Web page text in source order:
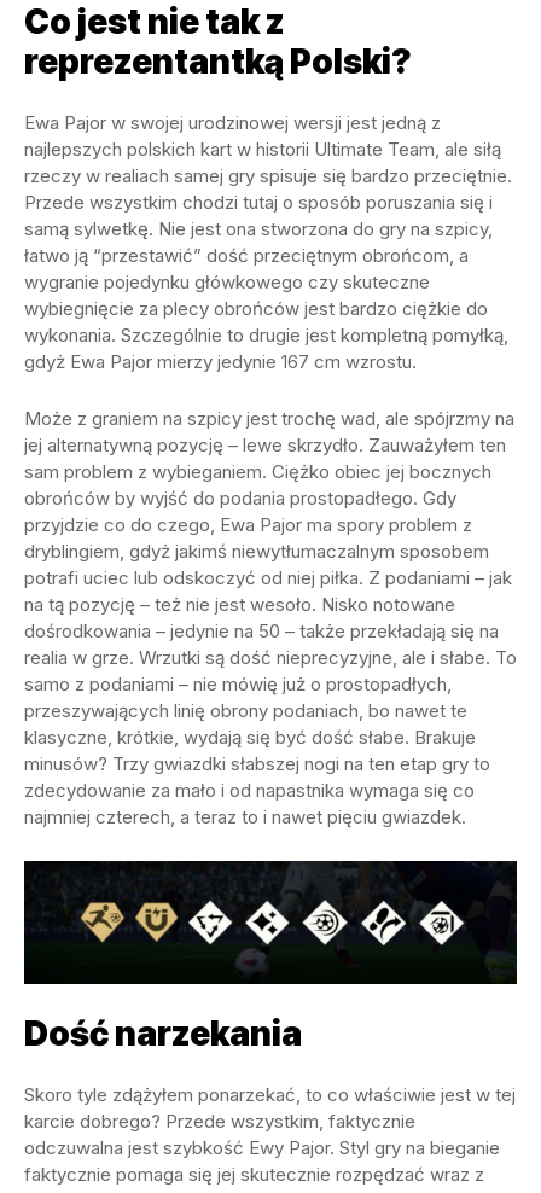
Co jest nie tak z
reprezentantką Polski?
Ewa Pajor w swojej urodzinowej wersji jest jedną z
najlepszych polskich kart w historii Ultimate Team, ale siłą
rzeczy w realiach samej gry spisuje się bardzo przeciętnie.
Przede wszystkim chodzi tutaj o sposób poruszania się i
samą sylwetkę. Nie jest ona stworzona do gry na szpicy,
łatwo ją “przestawić” dość przeciętnym obrońcom, a
wygranie pojedynku główkowego czy skuteczne
wybiegnięcie za plecy obrońców jest bardzo ciężkie do
wykonania. Szczególnie to drugie jest kompletną pomyłką,
gdyż Ewa Pajor mierzy jedynie 167 cm wzrostu.
Może z graniem na szpicy jest trochę wad, ale spójrzmy na
jej alternatywną pozycję – lewe skrzydło. Zauważyłem ten
sam problem z wybieganiem. Ciężko obiec jej bocznych
obrońców by wyjść do podania prostopadłego. Gdy
przyjdzie co do czego, Ewa Pajor ma spory problem z
dryblingiem, gdyż jakimś niewytłumaczalnym sposobem
potrafi uciec lub odskoczyć od niej piłka. Z podaniami – jak
na tą pozycję – też nie jest wesoło. Nisko notowane
dośrodkowania – jedynie na 50 – także przekładają się na
realia w grze. Wrzutki są dość nieprecyzyjne, ale i słabe. To
samo z podaniami – nie mówię już o prostopadłych,
przeszywających linię obrony podaniach, bo nawet te
klasyczne, krótkie, wydają się być dość słabe. Brakuje
minusów? Trzy gwiazdki słabszej nogi na ten etap gry to
zdecydowanie za mało i od napastnika wymaga się co
najmniej czterech, a teraz to i nawet pięciu gwiazdek.
Dość narzekania
Skoro tyle zdążyłem ponarzekać, to co właściwie jest w tej
karcie dobrego? Przede wszystkim, faktycznie
odczuwalna jest szybkość Ewy Pajor. Styl gry na bieganie
faktycznie pomaga się jej skutecznie rozpędzać wraz z